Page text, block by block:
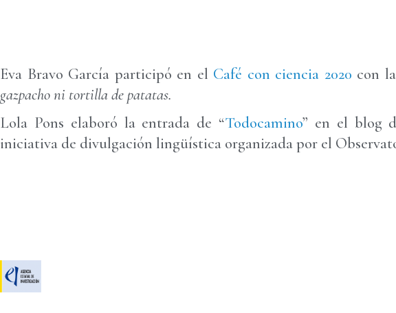
Eva Bravo García participó en el Café con ciencia 2020 con
gazpacho ni tortilla de patatas.
Lola Pons elaboró la entrada de “Todocamino” en el blog
iniciativa de divulgación lingüística organizada por el